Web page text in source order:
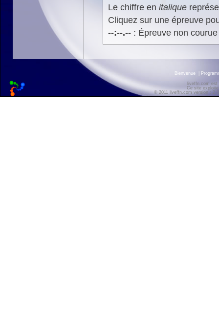
Le chiffre en italique
Cliquez sur une épreuve
--:--.--: Épreuve non
Bienvenue
liveffn.com est
Ce site
© 2011 liveffn.com version :